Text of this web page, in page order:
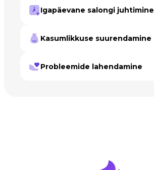
Igapäevane salongi juhtimine
Kasumlikkuse suurendamine
Probleemide lahendamine